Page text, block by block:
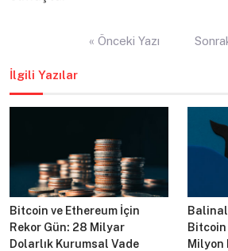
« Önceki Yazı
İlgili Yazılar
Bitcoin ve Ethereum İçin
Rekor Gün: 28 Milyar
Dolarlık Kurumsal Vade
Bitcoin
Milyon